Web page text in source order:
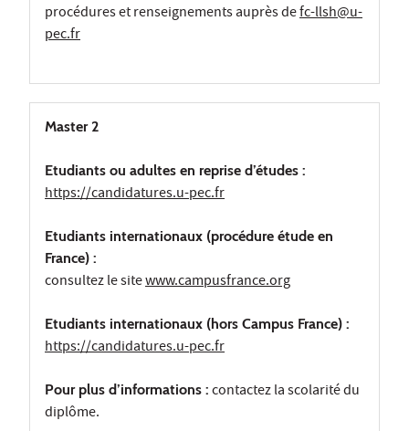
procédures et renseignements auprès defc-llsh@u-
pec.fr
Master 2
Etudiants ou adultes en reprise d’études :
https://candidatures.u-pec.fr
Etudiants internationaux (procédure étude en
France) :
consultez le sitewww.campusfrance.org
Etudiants internationaux (hors Campus France) :
https://candidatures.u-pec.fr
Pour plus d’informations : contactez la scolarité du
diplôme.